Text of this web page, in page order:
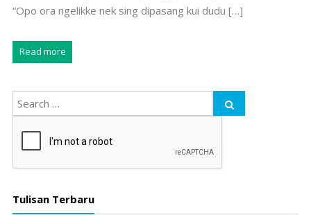
“Opo ora ngelikke nek sing dipasang kui dudu […]
Read more
Tulisan Terbaru